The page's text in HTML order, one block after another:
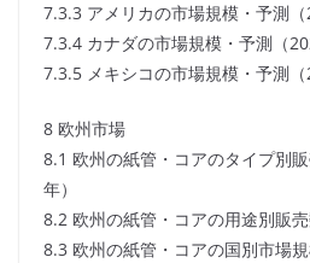
7.3.3 アメリカの市場規模・予測（
7.3.4 カナダの市場規模・予測（
7.3.5 メキシコの市場規模・予測（
8 欧州市場
8.1 欧州の紙管・コアのタイプ別
年）
8.2 欧州の紙管・コアの用途別販
8.3 欧州の紙管・コアの国別市場